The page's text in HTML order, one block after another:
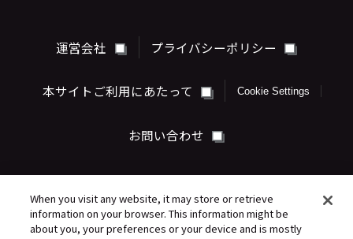
運営会社 プライバシーポリシー
本サイトご利用にあたって Cookie Settings
お問い合わせ
When you visit any website, it may store or retrieve
information on your browser. This information might be
about you, your preferences or your device and is mostly